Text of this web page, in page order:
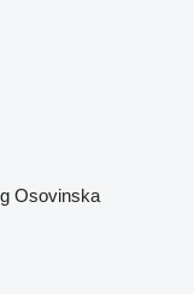
Osovinska